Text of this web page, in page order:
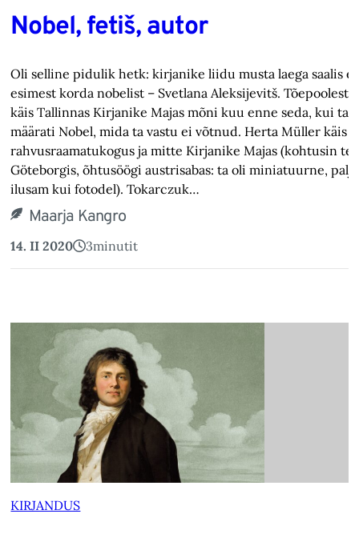
Nobel, fetiš, autor
Oli selline pidulik hetk: kirjanike liidu musta laega saalis
esimest korda nobelist – Svetlana Aleksijevitš. Tõepoolest.
käis Tallinnas Kirjanike Majas mõni kuu enne seda, kui
määrati Nobel, mida ta vastu ei võtnud. Herta Müller käis
rahvus­raamatukogus ja mitte Kirjanike Majas (kohtusin
Göteborgis, õhtusöögi austrisabas: ta oli miniatuurne,
ilusam kui fotodel). Tokarczuk…
Maarja Kangro
14. II 2020 3minutit
KIRJANDUS